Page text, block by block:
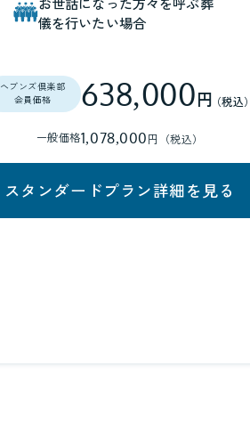
儀を行いたい場合
ヘブンズ倶楽部
会員価格
638,000円 （税込）
一般価格1,078,000 円（税込）
スタンダードプラン詳細を見る